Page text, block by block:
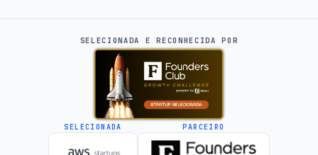
SELECIONADA E RECONHECIDA POR
SELECIONADA PARCEIRO